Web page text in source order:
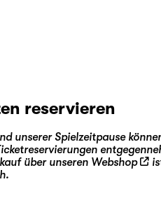
reservieren
unserer Spielzeitpause
über unseren Webshop